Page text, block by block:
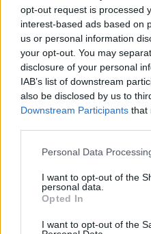
opt-out request is processed
interest-based ads based on
us or personal information
your opt-out. You may
disclosure of your personal
IAB’s list of downstream
also be disclosed by us to
Downstream Participants that
Personal Data
I want to opt-out of the
personal data.
Opted In
I want to opt-out of the
Emoção com o Grupo de
Engenharia da